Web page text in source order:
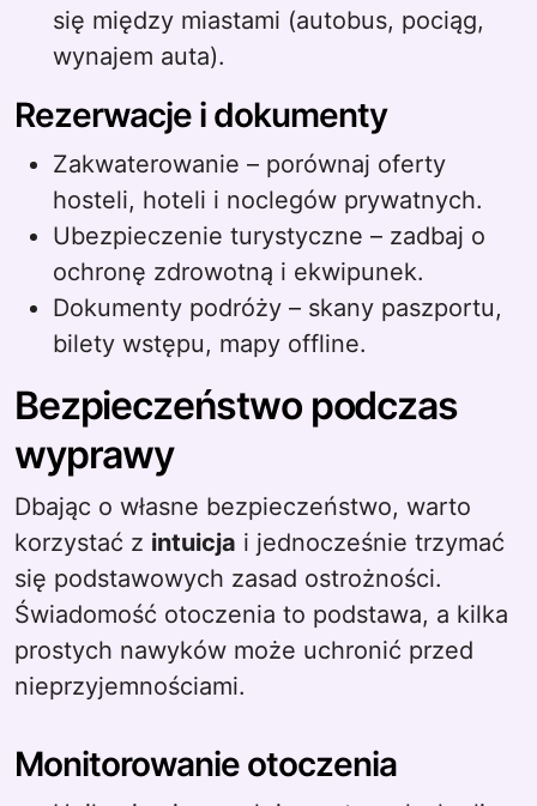
się między miastami (autobus, pociąg,
wynajem auta).
Rezerwacje i dokumenty
Zakwaterowanie – porównaj oferty
hosteli, hoteli i noclegów prywatnych.
Ubezpieczenie turystyczne – zadbaj o
ochronę zdrowotną i ekwipunek.
Dokumenty podróży – skany paszportu,
bilety wstępu, mapy offline.
Bezpieczeństwo podczas
wyprawy
Dbając o własne bezpieczeństwo, warto
korzystać z intuicja i jednocześnie trzymać
się podstawowych zasad ostrożności.
Świadomość otoczenia to podstawa, a kilka
prostych nawyków może uchronić przed
nieprzyjemnościami.
Monitorowanie otoczenia